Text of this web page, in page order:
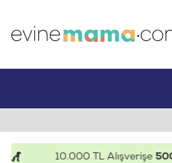
10.000 TL Alışverişe500 TL